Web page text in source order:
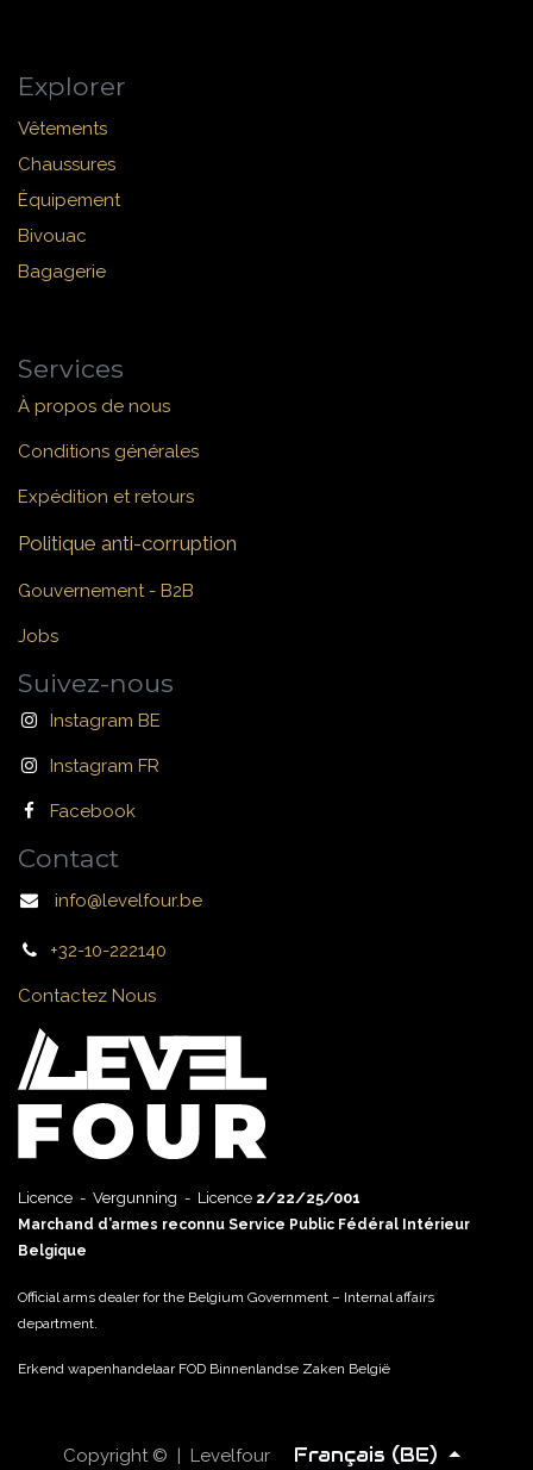
Explorer
Vêtements
Chaussures
Équipement
Bivouac
Bagagerie
Services
À propos de nous
Conditions générales
Expédition et retours
Politique anti-corruption
Gouvernement - B2B
Jobs
Suivez-nous
Instagram BE
Instagram FR
Facebook
Contact
info@levelfour.be
+32-10-222140
Contactez Nous
Licence - Vergunning - Licence 2/22/25/001
Marchand d’armes reconnu Service Public Fédéral Intérieur
Belgique
Official arms dealer for the Belgium Government – Internal affairs
department.
Erkend wapenhandelaar FOD Binnenlandse Zaken België
Copyright © | Levelfour Français (BE)